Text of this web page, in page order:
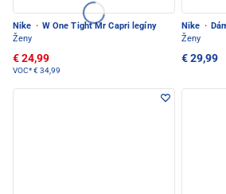
Nike · W One Tight Mr Capri legíny
Ženy
€ 24,99
VOC*€ 34,99
Nike ·
Ženy
€ 29,99